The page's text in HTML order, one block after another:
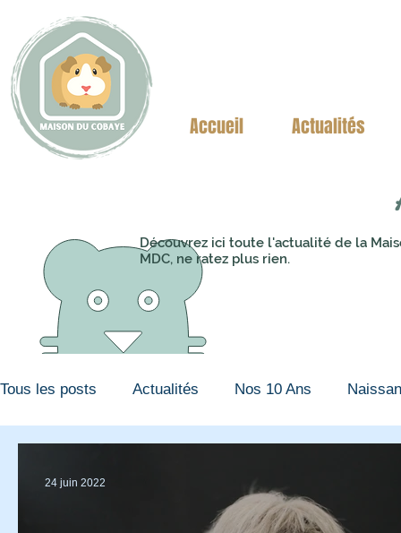
Accueil Actualités
Découvrez ici toute l'actualité de la
MDC, ne ratez plus rien.
Tous les posts Actualités Nos 10 Ans
24 juin 2022